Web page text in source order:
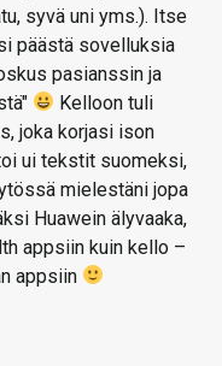
syvä uni yms.). Itse
päästä sovelluksia
pasianssin ja
Kelloon tuli
joka korjasi ison
ui tekstit suomeksi,
mielestäni jopa
Huawein älyvaaka,
appsiin kuin kello –
appsiin